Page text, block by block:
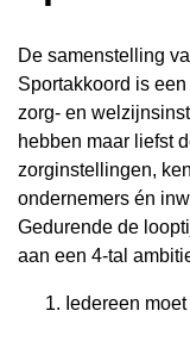
De samenstelling
Sportakkoord is
zorg- en
hebben maar liefst
zorginstellingen,
ondernemers én
Gedurende de
aan een 4-tal
Iedereen